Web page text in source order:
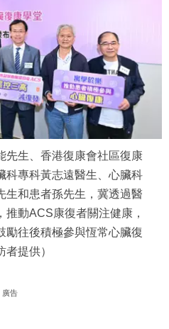
先生、香港復康會社區復康
科專科黃志遠醫生、心臟科
生和患者孫先生，冀透過醫
動ACS康復者關注健康，
勵往後積極參與恆常心臟復
提供）
廣告